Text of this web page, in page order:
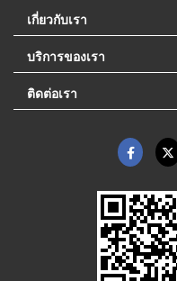
เกี่ยวกับเรา
บริการของเรา
ติดต่อเรา